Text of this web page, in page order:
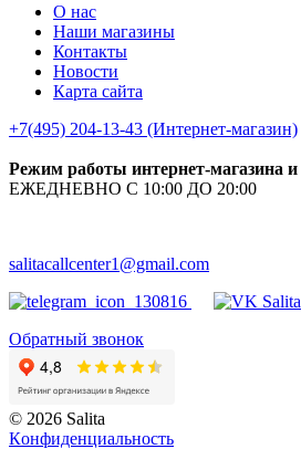
О нас
Наши магазины
Контакты
Новости
Карта сайта
+7(495) 204-13-43 (Интернет-магазин)
Режим работы интернет-магазина и
ЕЖЕДНЕВНО С 10:00 ДО 20:00
salitacallcenter1@gmail.com
Обратный звонок
© 2026 Salita
Кoнфидeнциaльнoсть